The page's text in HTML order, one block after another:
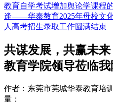
教育自学考试增加舆论学课程
逢——华泰教育2025年母校文
人高考招生录取工作圆满结束
共谋发展，共赢未
教育学院领导莅临
作者：东莞市莞城华泰教育培
量：